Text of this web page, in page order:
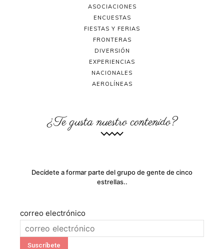
ASOCIACIONES
ENCUESTAS
FIESTAS Y FERIAS
FRONTERAS
DIVERSIÓN
EXPERIENCIAS
NACIONALES
AEROLÍNEAS
¿Te gusta nuestro contenido?
Decídete a formar parte del grupo de gente de cinco
estrellas..
correo electrónico